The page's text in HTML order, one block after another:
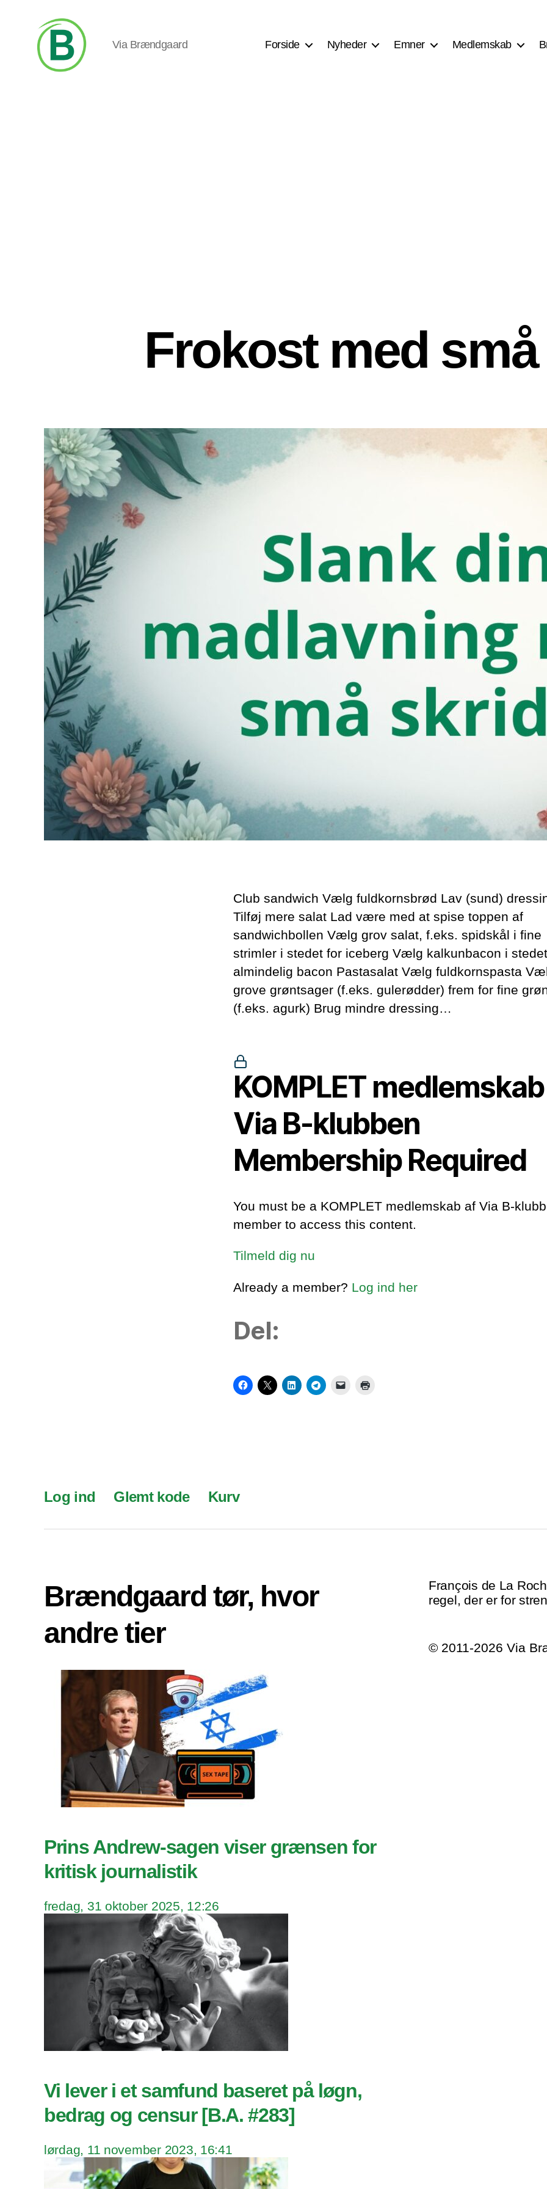
Via Brændgaard Forside Nyheder Emner Medlemskab
Frokost med
Club sandwich Vælg fuldkornsbrød Lav (sund)
Tilføj mere salat Lad være med at spise toppen af
sandwichbollen Vælg grov salat, f.eks. spidskål i fine
strimler i stedet for iceberg Vælg kalkunbacon i
almindelig bacon Pastasalat Vælg fuldkornspasta
grove grøntsager (f.eks. gulerødder) frem for fine
(f.eks. agurk) Brug mindre dressing…
KOMPLET
Via B-klubben
Membership Required
You must be a KOMPLET medlemskab af Via B-
member to access this content.
Tilmeld dig nu
Already a member? Log ind her
Del:
Log ind Glemt kode Kurv
Brændgaard tør, hvor
andre tier
Prins Andrew-sagen viser grænsen for
kritisk journalistik
fredag, 31 oktober 2025, 12:26
Vi lever i et samfund baseret på løgn,
bedrag og censur [B.A. #283]
lørdag, 11 november 2023, 16:41
François de La
regel, der er for
© 2011-2026 Via